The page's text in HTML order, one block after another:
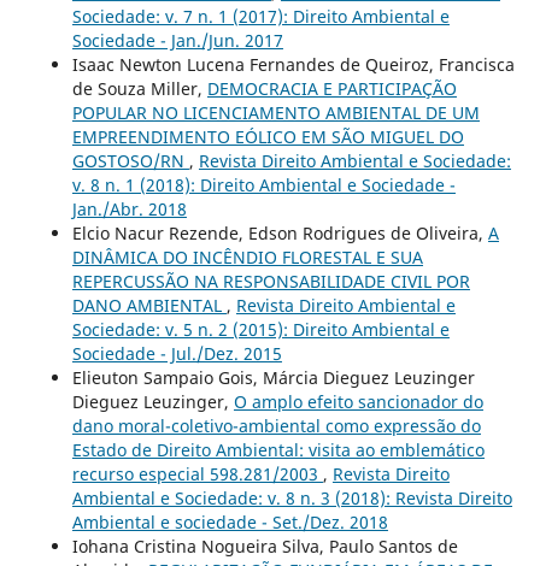
Sociedade: v. 7 n. 1 (2017): Direito Ambiental e
Sociedade - Jan./Jun. 2017
Isaac Newton Lucena Fernandes de Queiroz, Francisca
de Souza Miller, DEMOCRACIA E PARTICIPAÇÃO
POPULAR NO LICENCIAMENTO AMBIENTAL DE UM
EMPREENDIMENTO EÓLICO EM SÃO MIGUEL DO
GOSTOSO/RN , Revista Direito Ambiental e Sociedade:
v. 8 n. 1 (2018): Direito Ambiental e Sociedade -
Jan./Abr. 2018
Elcio Nacur Rezende, Edson Rodrigues de Oliveira, A
DINÂMICA DO INCÊNDIO FLORESTAL E SUA
REPERCUSSÃO NA RESPONSABILIDADE CIVIL POR
DANO AMBIENTAL , Revista Direito Ambiental e
Sociedade: v. 5 n. 2 (2015): Direito Ambiental e
Sociedade - Jul./Dez. 2015
Elieuton Sampaio Gois, Márcia Dieguez Leuzinger
Dieguez Leuzinger, O amplo efeito sancionador do
dano moral-coletivo-ambiental como expressão do
Estado de Direito Ambiental: visita ao emblemático
recurso especial 598.281/2003 , Revista Direito
Ambiental e Sociedade: v. 8 n. 3 (2018): Revista Direito
Ambiental e sociedade - Set./Dez. 2018
Iohana Cristina Nogueira Silva, Paulo Santos de